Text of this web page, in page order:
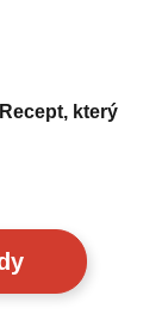
který